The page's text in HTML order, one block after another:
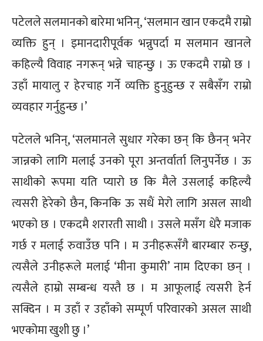
पटेलले सलमानको बारेमा भनिन्, ‘सलमान खान एकदमै राम्रो
व्यक्ति हुन् । इमानदारीपूर्वक भन्नुपर्दा म सलमान खानले
कहिल्यै विवाह नगरून् भन्ने चाहन्छु । ऊ एकदमै राम्रो छ ।
उहाँ मायालु र हेरचाह गर्ने व्यक्ति हुनुहुन्छ र सबैसँग राम्रो
व्यवहार गर्नुहुन्छ ।’
पटेलले भनिन्, ‘सलमानले सुधार गरेका छन् कि छैनन् भनेर
जान्नको लागि मलाई उनको पूरा अन्तर्वार्ता लिनुपर्नेछ । ऊ
साथीको रूपमा यति प्यारो छ कि मैले उसलाई कहिल्यै
त्यसरी हेरेको छैन, किनकि ऊ सधैं मेरो लागि असल साथी
भएको छ । एकदमै शरारती साथी । उसले मसँग धेरै मजाक
गर्छ र मलाई रुवाउँछ पनि । म उनीहरूसँगै बारम्बार रुन्छु,
त्यसैले उनीहरूले मलाई ‘मीना कुमारी’ नाम दिएका छन् ।
त्यसैले हाम्रो सम्बन्ध यस्तै छ । म आफूलाई त्यसरी हेर्न
सक्दिन । म उहाँ र उहाँको सम्पूर्ण परिवारको असल साथी
भएकोमा खुशी छु ।’